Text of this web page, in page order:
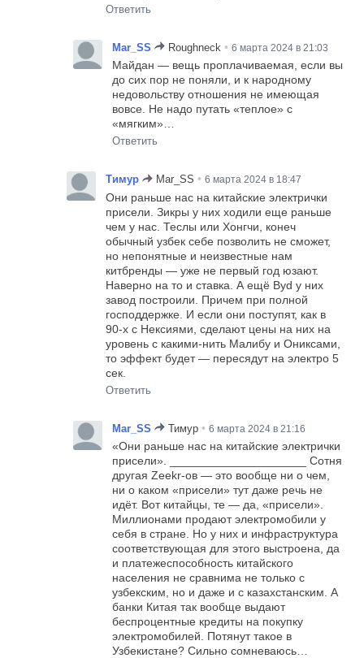
Ответить
Mar_SS Roughneck • 6 марта 2024 в 21:03
Майдан — вещь проплачиваемая, если вы
до сих пор не поняли, и к народному
недовольству отношения не имеющая
вовсе. Не надо путать «теплое» с
«мягким»…
Ответить
Тимур Mar_SS • 6 марта 2024 в 18:47
Они раньше нас на китайские электрички
присели. Зикры у них ходили еще раньше
чем у нас. Теслы или Хонгчи, конеч
обычный узбек себе позволить не сможет,
но непонятные и неизвестные нам
китбренды — уже не первый год юзают.
Наверно на то и ставка. А ещё Byd у них
завод построили. Причем при полной
господдержке. И если они поступят, как в
90-х с Нексиями, сделают цены на них на
уровень с какими-нить Малибу и Ониксами,
то эффект будет — пересядут на электро 5
сек.
Ответить
Mar_SS Тимур • 6 марта 2024 в 21:16
«Они раньше нас на китайские электрички
присели». _____________________ Сотня
другая Zeekr-ов — это вообще ни о чем,
ни о каком «присели» тут даже речь не
идёт. Вот китайцы, те — да, «присели».
Миллионами продают электромобили у
себя в стране. Но у них и инфраструктура
соответствующая для этого выстроена, да
и платежеспособность китайского
населения не сравнима не только с
узбекским, но и даже и с казахстанским. А
банки Китая так вообще выдают
беспроцентные кредиты на покупку
электромобилей. Потянут такое в
Узбекистане? Сильно сомневаюсь…